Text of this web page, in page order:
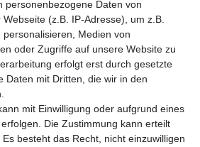
personenbezogene Daten von
(z.B. IP-Adresse), um z.B.
Medien von
oder Zugriffe auf unsere Website zu
erfolgt erst durch gesetzte
Daten mit Dritten, die wir in den
mit Einwilligung oder aufgrund eines
Die Zustimmung kann erteilt
besteht das Recht, nicht einzuwilligen